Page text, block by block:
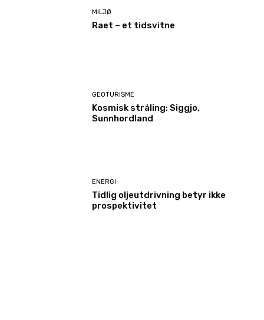
MILJØ
Raet – et tidsvitne
GEOTURISME
Kosmisk stråling: Siggjo,
Sunnhordland
ENERGI
Tidlig oljeutdrivning betyr ikke
prospektivitet